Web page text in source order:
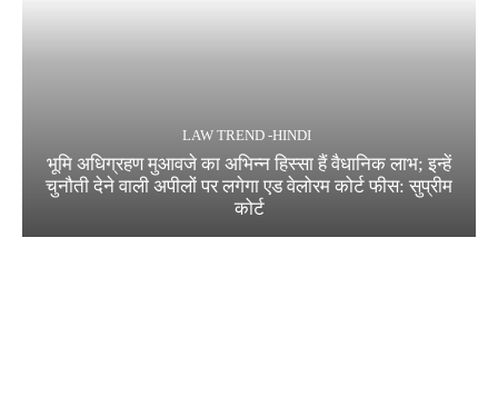
LAW TREND -HINDI
भूमि अधिग्रहण मुआवजे का अभिन्न हिस्सा हैं वैधानिक लाभ; इन्हें
चुनौती देने वाली अपीलों पर लगेगा एड वेलोरम कोर्ट फीस: सुप्रीम
कोर्ट